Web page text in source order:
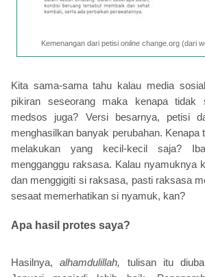
Kemenangan dari petisi online change.org (dari
Kita sama-sama tahu kalau media
pikiran seseorang maka kenapa tidak
medsos juga? Versi besarnya, petisi
menghasilkan banyak perubahan. Kenapa
melakukan yang kecil-kecil saja?
mengganggu raksasa. Kalau nyamuknya
dan menggigiti si raksasa, pasti raksasa
sesaat memerhatikan si nyamuk, kan?
Apa hasil protes saya?
Hasilnya,alhamdulillah, tulisan itu